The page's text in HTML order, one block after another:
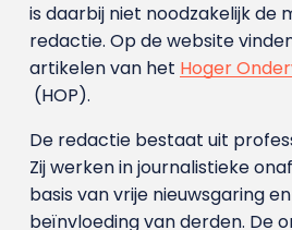
is daarbij niet noodzakelijk de
redactie. Op de website
artikelen van het Hoger
(HOP).
De redactie bestaat uit
Zij werken in journalistieke
basis van vrije nieuwsgaring
beïnvloeding van derden. De